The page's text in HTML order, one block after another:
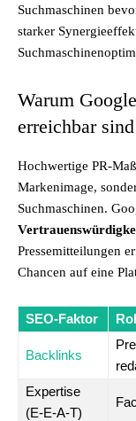
Suchmaschinen
starker
Warum
erreichbar sind
Hochwertige PR-
Markenimage,
Suchmaschinen.
Pressemitteilungen
Chancen auf eine
SEO-Faktor
Backlinks
Expertise
(E-E-A-T)